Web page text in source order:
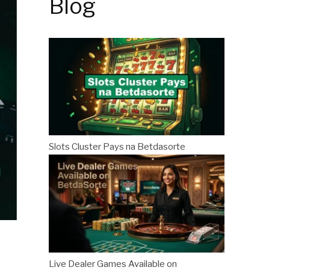
Blog
Slots Cluster Pays na Betdasorte
Live Dealer Games Available on